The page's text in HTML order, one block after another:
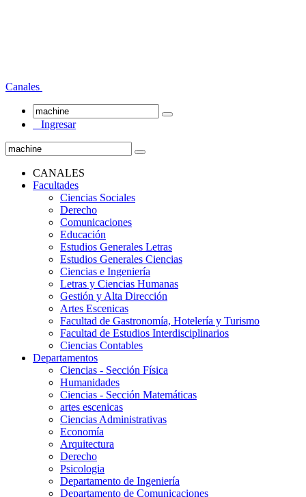
Canales
Ingresar
CANALES
Facultades
Ciencias Sociales
Derecho
Comunicaciones
Educación
Estudios Generales Letras
Estudios Generales Ciencias
Ciencias e Ingeniería
Letras y Ciencias Humanas
Gestión y Alta Dirección
Artes Escenicas
Facultad de Gastronomía, Hotelería y Turismo
Facultad de Estudios Interdisciplinarios
Ciencias Contables
Departamentos
Ciencias - Sección Física
Humanidades
Ciencias - Sección Matemáticas
artes escenicas
Ciencias Administrativas
Economía
Arquitectura
Derecho
Psicologia
Departamento de Ingeniería
Departamento de Comunicaciones